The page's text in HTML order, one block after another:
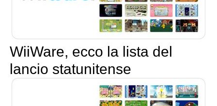
WiiWare, ecco la lista del
lancio statunitense